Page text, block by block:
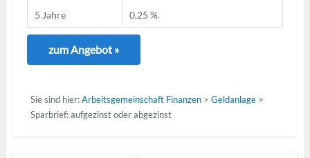
5 Jahre 0,25 %
zum Angebot »
Sie sind hier: Arbeitsgemeinschaft Finanzen> Geldanlage>
Sparbrief: aufgezinst oder abgezinst